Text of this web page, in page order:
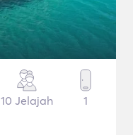
10 Jelajah 1